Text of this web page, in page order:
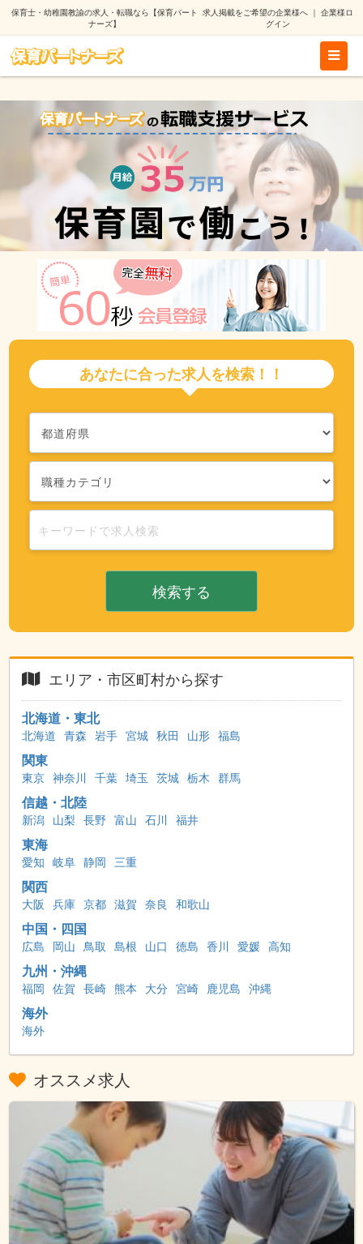
保育士・幼稚園教諭の求人・転職なら【保育パート
ナーズ】
求人掲載をご希望の企業様へ｜ 企業様ロ
グイン
あなたに合った求人を検索！！
検索する
エリア・市区町村から探す
北海道・東北
北海道 青森 岩手 宮城 秋田 山形 福島
関東
東京 神奈川 千葉 埼玉 茨城 栃木 群馬
信越・北陸
新潟 山梨 長野 富山 石川 福井
東海
愛知 岐阜 静岡 三重
関西
大阪 兵庫 京都 滋賀 奈良 和歌山
中国・四国
広島 岡山 鳥取 島根 山口 徳島 香川 愛媛 高知
九州・沖縄
福岡 佐賀 長崎 熊本 大分 宮崎 鹿児島 沖縄
海外
海外
オススメ求人